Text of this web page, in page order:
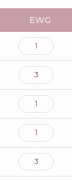
EWG
1
3
1
1
3